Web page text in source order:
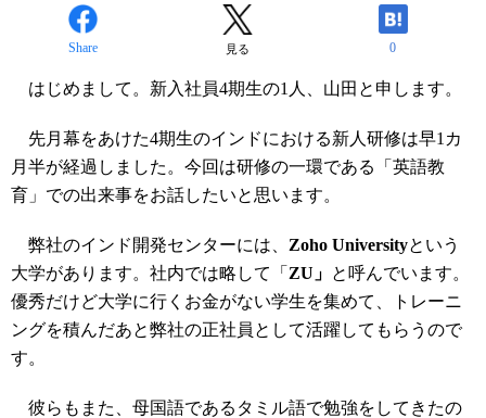
Share 見る 0
はじめまして。新入社員4期生の1人、山田と申します。
先月幕をあけた4期生のインドにおける新人研修は早1カ
月半が経過しました。今回は研修の一環である「英語教
育」での出来事をお話したいと思います。
弊社のインド開発センターには、 Zoho Universityという
大学があります。社内では略して「 ZU」 と呼んでいます。
優秀だけど大学に行くお金がない学生を集めて、トレーニ
ングを積んだあと弊社の正社員として活躍してもらうので
す。
彼らもまた、母国語であるタミル語で勉強をしてきたの